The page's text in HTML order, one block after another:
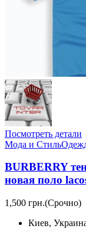
Посмотреть детали
Мода и Стиль
BURBERRY
новая поло
1,500 грн.(Срочно)
Киев,